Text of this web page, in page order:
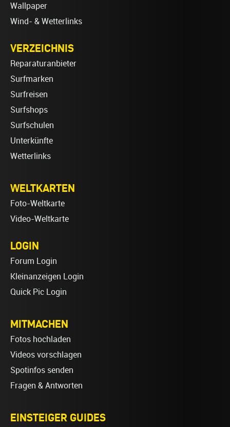
Wallpaper
Wind- & Wetterlinks
VERZEICHNIS
Reparaturanbieter
Surfmarken
Surfreisen
Surfshops
Surfschulen
Unterkünfte
Wetterlinks
WELTKARTEN
Foto-Weltkarte
Video-Weltkarte
LOGIN
Forum Login
Kleinanzeigen Login
Quick Pic Login
MITMACHEN
Fotos hochladen
Videos vorschlagen
Spotinfos senden
Fragen & Antworten
EINSTEIGER GUIDES